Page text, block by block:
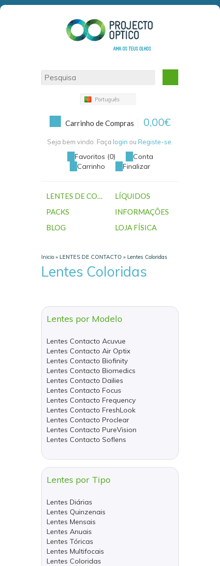
Português
Carrinho de Compras 0,00€
Seja bem vindo. Faça login ou Registe-se
Favoritos (0)
Conta
Carrinho
Finalizar
LENTES DE CONTACTO
LÍQUIDOS
PACKS
INFORMAÇÕES
BLOG
LOJA FÍSICA
Inicio » LENTES DE CONTACTO » Lentes Coloridas
Lentes Coloridas
Lentes por Modelo
Lentes Contacto Acuvue
Lentes Contacto Air Optix
Lentes Contacto Biofinity
Lentes Contacto Biomedics
Lentes Contacto Dailies
Lentes Contacto Focus
Lentes Contacto Frequency
Lentes Contacto FreshLook
Lentes Contacto Proclear
Lentes Contacto PureVision
Lentes Contacto Soflens
Lentes por Tipo
Lentes Diárias
Lentes Quinzenais
Lentes Mensais
Lentes Anuais
Lentes Tóricas
Lentes Multifocais
Lentes Coloridas